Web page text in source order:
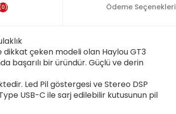
Ödeme Seçenekleri
dikkat çeken modeli olan Haylou GT3
başarılı bir üründür. Güçlü ve derin
Led Pil göstergesi ve Stereo DSP
USB-C ile sarj edilebilir kutusunun pil